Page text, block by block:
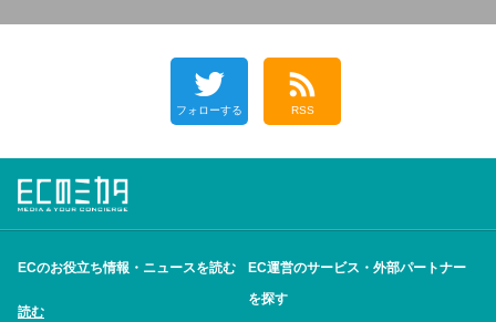
フォローする RSS
ECのお役立ち情報・ニュースを読む
読む
EC運営のサービス・外部パートナー
を探す